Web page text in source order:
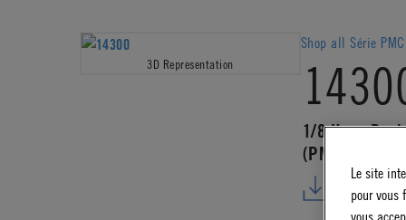
3D Representation
Shop all Série
1/8 Hose
(PMCD4202
Le site
pour vous
vous